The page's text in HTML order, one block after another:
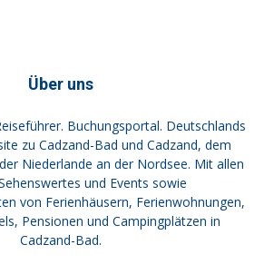
Über uns
Buchungsportal. Deutschlands
zu Cadzand-Bad und Cadzand, dem
Niederlande an der Nordsee. Mit allen
und Events sowie
von Ferienhäusern, Ferienwohnungen,
Pensionen und Campingplätzen in
Cadzand-Bad.